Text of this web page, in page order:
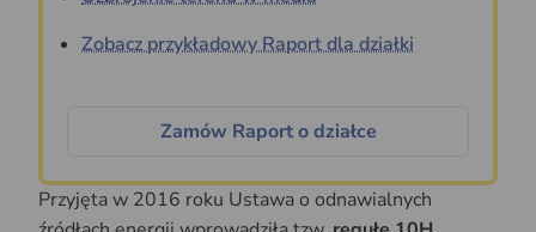
Zobacz przykładowy Raport dla działki
Zamów Raport o działce
Przyjęta w 2016 roku Ustawa o odnawialnych